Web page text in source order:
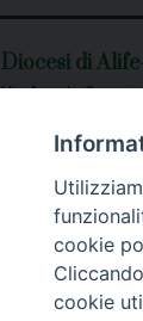
Diocesi di
Via Angelo
cookie
cookie